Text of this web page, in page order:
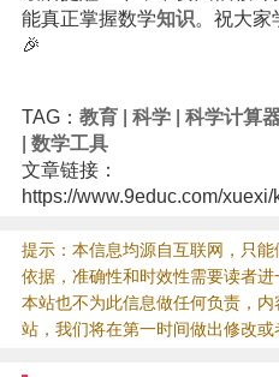
能真正掌握数学知识。祝大家
🎉
TAG： 教育| 科学| 科学计算
数学工具
文章链接：
https://www.9educ.com/xuexi/
提示：本信息均源自互联网，只
依据，准确性和时效性需要读者进
本站也不为此信息做任何负责，
站，我们将在第一时间做出修改或